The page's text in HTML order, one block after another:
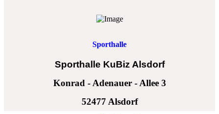
Sporthalle
Sporthalle KuBiz Alsdorf
Konrad - Adenauer - Allee 3
52477 Alsdorf